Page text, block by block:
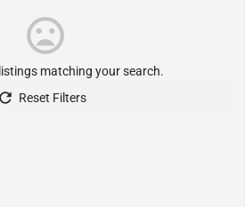
matching your search.
Reset Filters